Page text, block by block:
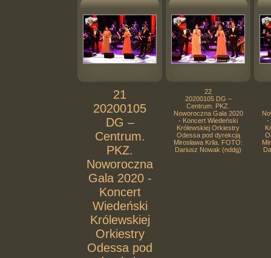
21
20200105
DG –
Centrum.
PKZ.
Noworoczna
Gala 2020 -
Koncert
Wiedeński
Królewskiej
Orkiestry
Odessa pod
22
20200105 DG –
Centrum. PKZ.
Noworoczna Gala 2020
- Koncert Wiedeński
Królewskiej Orkiestry
Odessa pod dyrekcją
Mirosława Krila. FOTO:
Dariusz Nowak (nddg)
-